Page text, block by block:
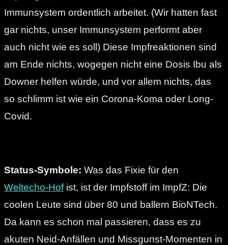
Immunsystem ordentlich arbeitet. (Wir hatten fast
gar nichts, unser Immunsystem performt aber
auch nicht wie es soll) Diese Impfreaktionen sind
am Ende nichts, wogegen nicht eine Dosis Ibu als
Downer helfen würde, und vor allem nichts, das
so schlimm ist wie ein Corona-Koma oder Long-
Covid.
Status-Symbole: Was das Fixie für den
Weltecho-Hofist, ist der Impfstoff im ImpfZ: Die
coolen Leute sind über 80 und ballern BioNTech.
Da kann es schon mal passieren, dass es zu
akuten Neid-Anfällen und Missgunst-Momenten in